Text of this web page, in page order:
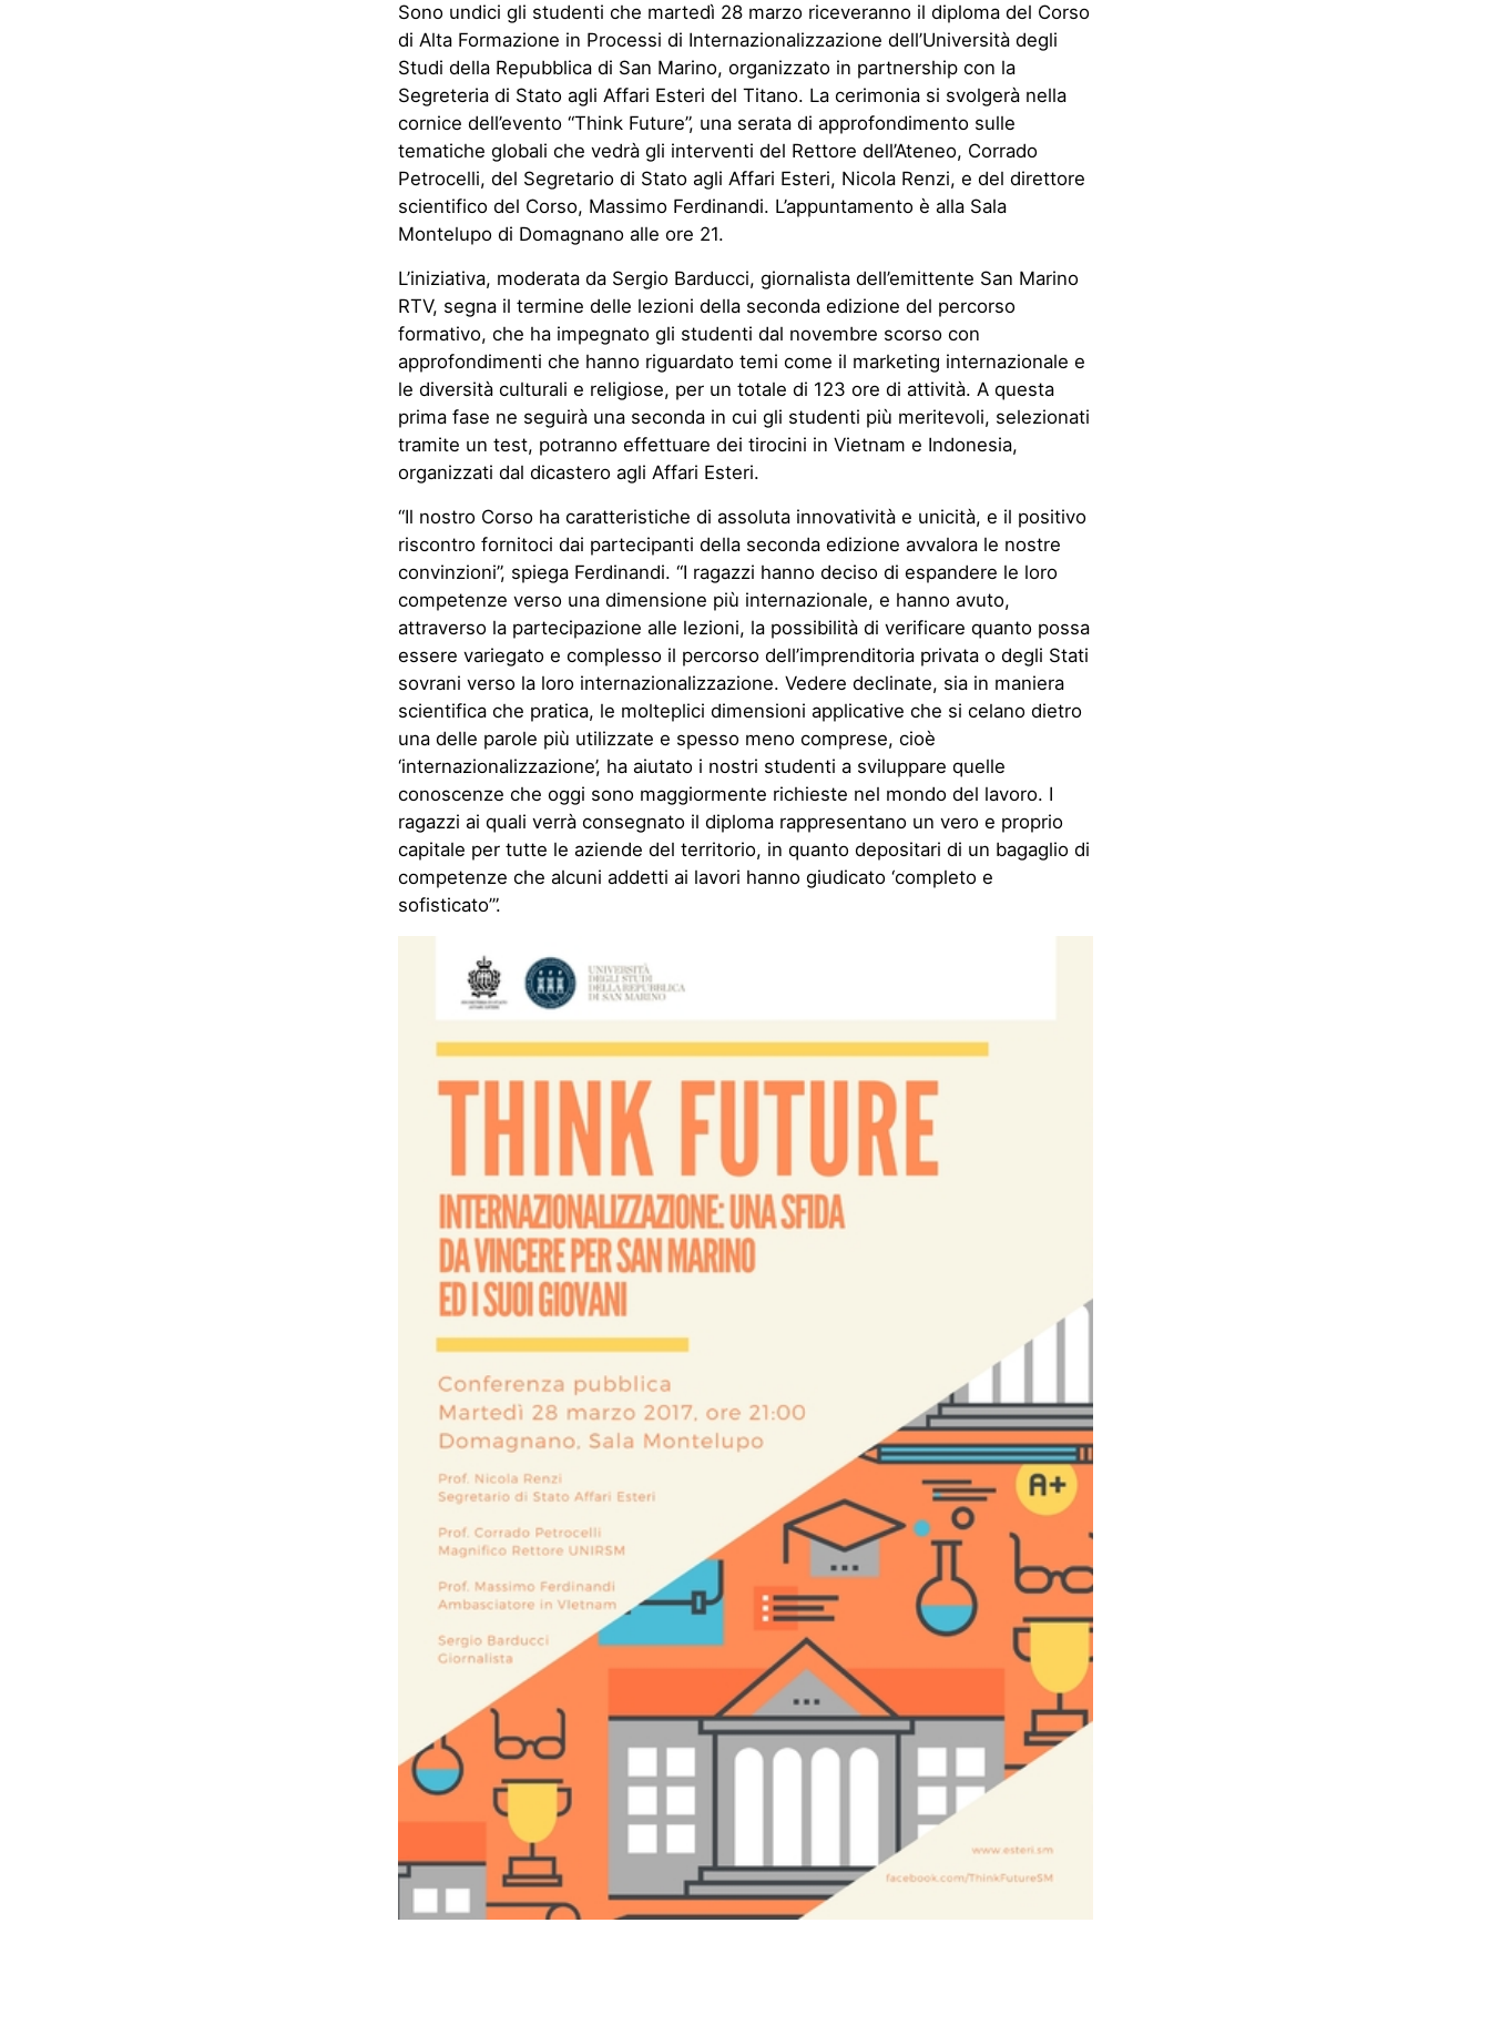
Sono undici gli studenti che martedì 28 marzo riceveranno il diploma del Corso
di Alta Formazione in Processi di Internazionalizzazione dell’Università degli
Studi della Repubblica di San Marino, organizzato in partnership con la
Segreteria di Stato agli Affari Esteri del Titano. La cerimonia si svolgerà nella
cornice dell’evento “Think Future”, una serata di approfondimento sulle
tematiche globali che vedrà gli interventi del Rettore dell’Ateneo, Corrado
Petrocelli, del Segretario di Stato agli Affari Esteri, Nicola Renzi, e del direttore
scientifico del Corso, Massimo Ferdinandi. L’appuntamento è alla Sala
Montelupo di Domagnano alle ore 21.
L’iniziativa, moderata da Sergio Barducci, giornalista dell’emittente San Marino
RTV, segna il termine delle lezioni della seconda edizione del percorso
formativo, che ha impegnato gli studenti dal novembre scorso con
approfondimenti che hanno riguardato temi come il marketing internazionale e
le diversità culturali e religiose, per un totale di 123 ore di attività. A questa
prima fase ne seguirà una seconda in cui gli studenti più meritevoli, selezionati
tramite un test, potranno effettuare dei tirocini in Vietnam e Indonesia,
organizzati dal dicastero agli Affari Esteri.
“Il nostro Corso ha caratteristiche di assoluta innovatività e unicità, e il positivo
riscontro fornitoci dai partecipanti della seconda edizione avvalora le nostre
convinzioni”, spiega Ferdinandi. “I ragazzi hanno deciso di espandere le loro
competenze verso una dimensione più internazionale, e hanno avuto,
attraverso la partecipazione alle lezioni, la possibilità di verificare quanto possa
essere variegato e complesso il percorso dell’imprenditoria privata o degli Stati
sovrani verso la loro internazionalizzazione. Vedere declinate, sia in maniera
scientifica che pratica, le molteplici dimensioni applicative che si celano dietro
una delle parole più utilizzate e spesso meno comprese, cioè
‘internazionalizzazione’, ha aiutato i nostri studenti a sviluppare quelle
conoscenze che oggi sono maggiormente richieste nel mondo del lavoro. I
ragazzi ai quali verrà consegnato il diploma rappresentano un vero e proprio
capitale per tutte le aziende del territorio, in quanto depositari di un bagaglio di
competenze che alcuni addetti ai lavori hanno giudicato ‘completo e
sofisticato’”.